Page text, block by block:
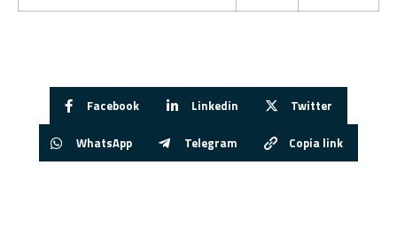
Facebook Linkedin Twitter
WhatsApp Telegram Copia link